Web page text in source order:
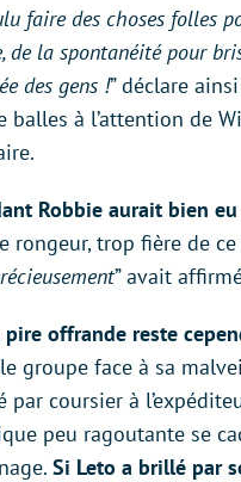
faire des choses folles
de la spontanéité pour
des gens !” déclare
balles à l’attention de
Robbie aurait bien
rongeur, trop fière de ce
” avait
pire offrande reste
groupe face à sa
par coursier à
peu ragoutante se
Si Leto a brillé par